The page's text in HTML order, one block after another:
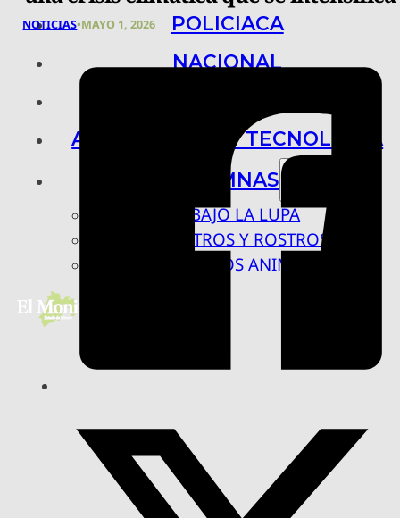
POLICIACA
NACIONAL
ARTE, CIENCIA Y TECNOLOGÍA
COLUMNAS
BAJO LA LUPA
RASTROS Y ROSTROS
VÍNCULOS ANIMALES
NOTICIAS•MAYO 1, 2026